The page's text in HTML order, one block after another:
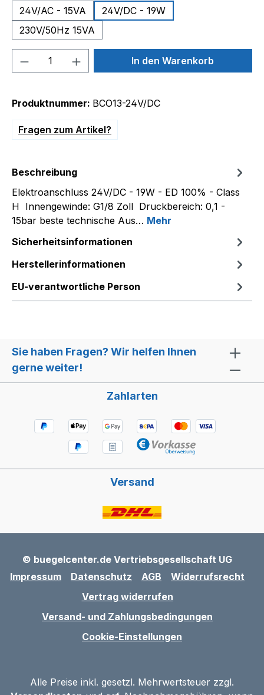
24V/AC - 15VA
24V/DC - 19W
230V/50Hz 15VA
Produkt Anzahl: Gib denIn den Warenkorb
Produktnummer: BCO13-24V/DC
Fragen zum Artikel?
Beschreibung
Elektroanschluss 24V/DC - 19W - ED 100% - Class
H Innengewinde: G1/8 Zoll Druckbereich: 0,1 -
15bar beste technische Aus… Mehr
Sicherheitsinformationen
Herstellerinformationen
EU-verantwortliche Person
Sie haben Fragen? Wir helfen Ihnen
gerne weiter!
Zahlarten
Versand
© buegelcenter.de Vertriebsgesellschaft UG
Impressum
Datenschutz AGB
Widerrufsrecht
Vertrag widerrufen
Versand- und Zahlungsbedingungen
Cookie-Einstellungen
Alle Preise inkl. gesetzl. Mehrwertsteuer zzgl.